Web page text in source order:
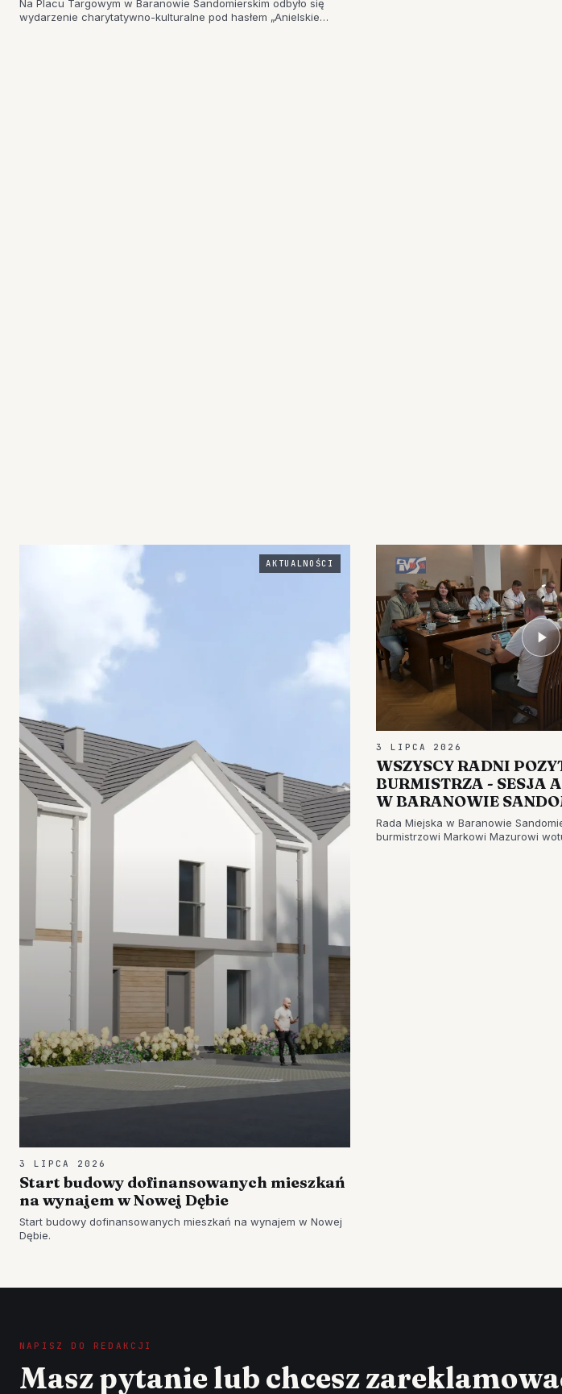
Na Placu Targowym w Baranowie Sandomierskim odbyło się
wydarzenie charytatywno-kulturalne pod hasłem „Anielskie
AKTUALNOŚCI
3 LIPCA 2026
Start budowy dofinansowanych mieszkań
na wynajem w Nowej Dębie
Start budowy dofinansowanych mieszkań na wynajem w Nowej
Dębie.
3 LIPCA 2026
WSZYSCY RADNI
BURMISTRZA - SESJA
W BARANOWIE
Rada Miejska w Baranowie
burmistrzowi Markowi Mazurowi
NAPISZ DO REDAKCJI
Masz pytanie lub chcesz